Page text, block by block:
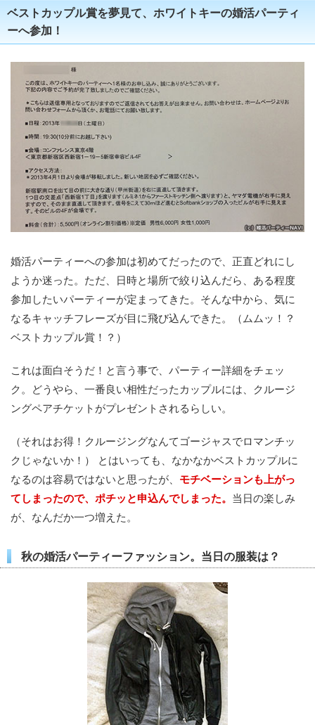
ベストカップル賞を夢見て、ホワイトキーの婚活パーティ
ーへ参加！
婚活パーティーへの参加は初めてだったので、正直どれにし
ようか迷った。ただ、日時と場所で絞り込んだら、ある程度
参加したいパーティーが定まってきた。そんな中から、気に
なるキャッチフレーズが目に飛び込んできた。（ムムッ！？
ベストカップル賞！？）
これは面白そうだ！と言う事で、パーティー詳細をチェッ
ク。どうやら、一番良い相性だったカップルには、クルージ
ングペアチケットがプレゼントされるらしい。
（それはお得！クルージングなんてゴージャスでロマンチッ
クじゃないか！） とはいっても、なかなかベストカップルに
なるのは容易ではないと思ったが、 モチベーションも上がっ
てしまったので、ポチッと申込んでしまった。 当日の楽しみ
が、なんだか一つ増えた。
秋の婚活パーティーファッション。当日の服装は？